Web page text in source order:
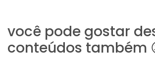
você pode gostar
conteúdos também